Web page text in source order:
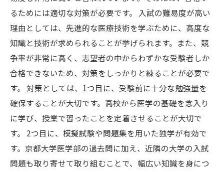
るためには適切な対策が必要です。 入試の難易度が高い
理由としては、先進的な医療技術を学ぶために、高度な
知識と技術が求められることが挙げられます。また、競
争率が非常に高く、志望者の中からわずかな受験者しか
合格できないため、対策をしっかりと練ることが必要で
す。 対策としては、1つ目に、受験前に十分な勉強量を
確保することが大切です。高校から医学の基礎を念入り
に学び、授業で習ったことを定着させることが大切で
す。 2つ目に、模擬試験や問題集を用いた独学が有効で
す。京都大学医学部の過去問に加え、近隣の大学の入試
問題も取り寄せて取り組むことで、幅広い知識を身につ